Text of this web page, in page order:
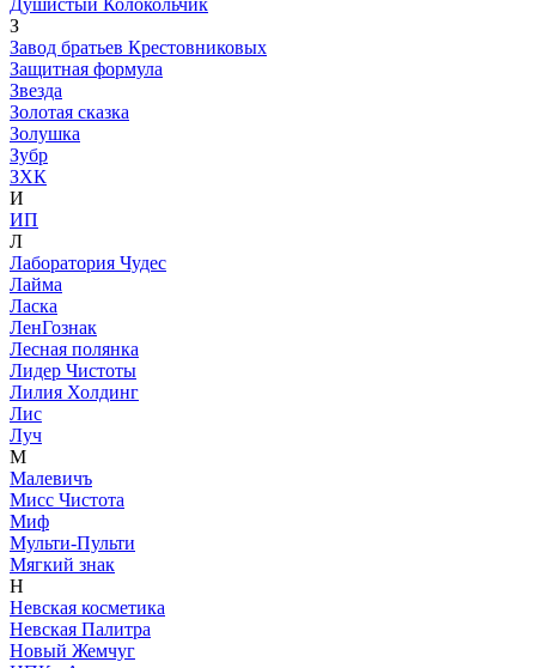
Душистый Колокольчик
З
Завод братьев Крестовниковых
Защитная формула
Звезда
Золотая сказка
Золушка
Зубр
ЗХК
И
ИП
Л
Лаборатория Чудес
Лайма
Ласка
ЛенГознак
Лесная полянка
Лидер Чистоты
Лилия Холдинг
Лис
Луч
М
Малевичъ
Мисс Чистота
Миф
Мульти-Пульти
Мягкий знак
Н
Невская косметика
Невская Палитра
Новый Жемчуг